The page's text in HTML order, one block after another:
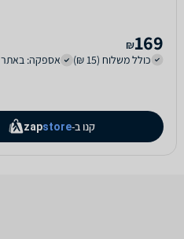
169
₪
כולל משלוח (15 ₪)
אספקה: באתר
קנו ב- zapstore